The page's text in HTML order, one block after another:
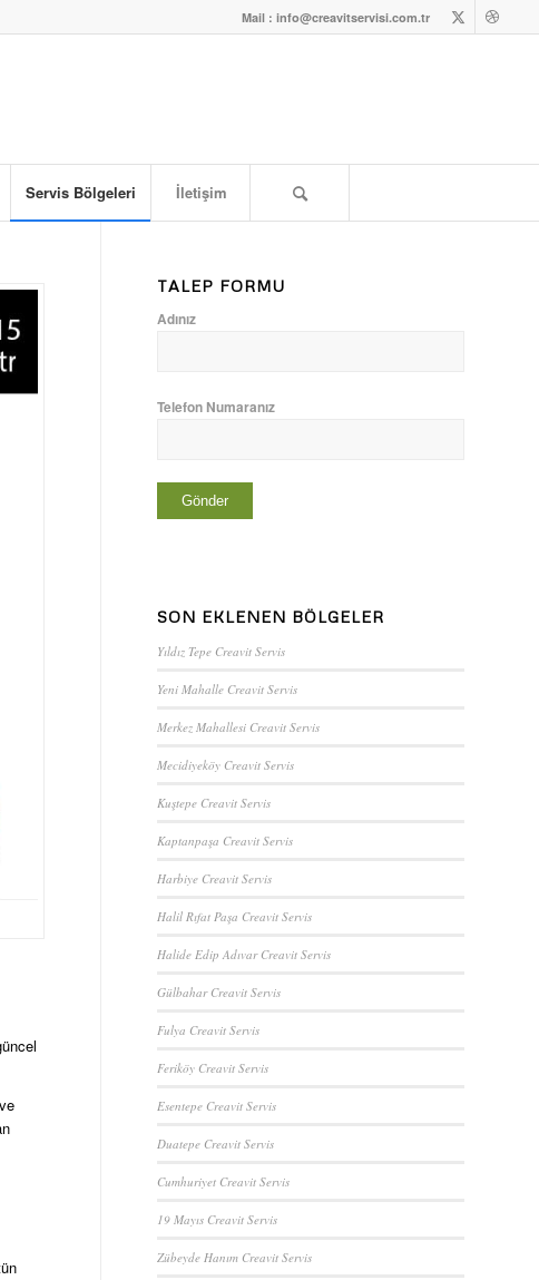
Mail : info@creavitservisi.com.tr
Servis Bölgeleri İletişim
TALEP FORMU
Adınız
Telefon Numaranız
SON EKLENEN BÖLGELER
Yıldız Tepe Creavit Servis
Yeni Mahalle Creavit Servis
Merkez Mahallesi Creavit Servis
Mecidiyeköy Creavit Servis
Kuştepe Creavit Servis
Kaptanpaşa Creavit Servis
Harbiye Creavit Servis
Halil Rıfat Paşa Creavit Servis
Halide Edip Adıvar Creavit Servis
Gülbahar Creavit Servis
Fulya Creavit Servis
Feriköy Creavit Servis
Esentepe Creavit Servis
Duatepe Creavit Servis
Cumhuriyet Creavit Servis
19 Mayıs Creavit Servis
Zübeyde Hanım Creavit Servis